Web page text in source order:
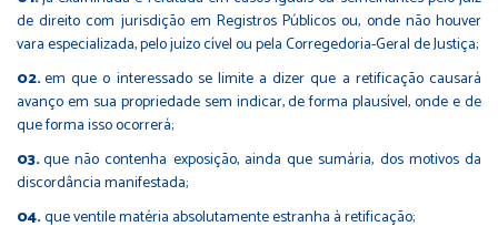
de direito com jurisdição em Registros Públicos ou, onde não houver
vara especializada, pelo juízo cível ou pela Corregedoria-Geral de Justiça;
em que o interessado se limite a dizer que a retificação causará
avanço em sua propriedade sem indicar, de forma plausível, onde e de
que forma isso ocorrerá;
que não contenha exposição, ainda que sumária, dos motivos da
discordância manifestada;
que ventile matéria absolutamente estranha à retificação;